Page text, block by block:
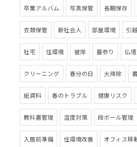
卒業アルバム 写真保管 長期保存
衣類保管 新社会人 部屋環境 引
社宅 住環境 彼岸 墓参り 仏壇
クリーニング 春分の日 大掃除
紙資料 春のトラブル 健康リスク
教科書管理 湿度対策 段ボール管理
入居前準備 住環境改善 オフィス移